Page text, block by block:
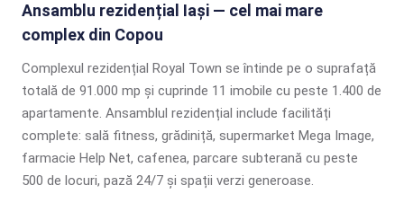
Ansamblu rezidențial Iași — cel mai mare
complex din Copou
Complexul rezidențial Royal Town se întinde pe o suprafață
totală de 91.000 mp și cuprinde 11 imobile cu peste 1.400 de
apartamente. Ansamblul rezidențial include facilități
complete: sală fitness, grădiniță, supermarket Mega Image,
farmacie Help Net, cafenea, parcare subterană cu peste
500 de locuri, pază 24/7 și spații verzi generoase.